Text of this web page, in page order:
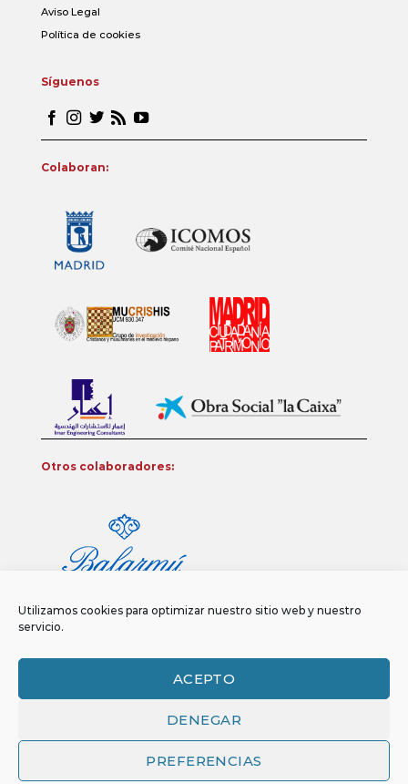
Utilizamos cookies para optimizar nuestro sitio web y nuestro
servicio.
ACEPTO
DENEGAR
PREFERENCIAS
Aviso Legal
Política de cookies
Síguenos
Colaboran:
Otros colaboradores:
Política de privacidad
intelectual e industrial de este sitio web, y es también titular o tiene la